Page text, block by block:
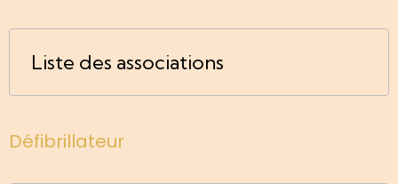
Liste des associations
Défibrillateur